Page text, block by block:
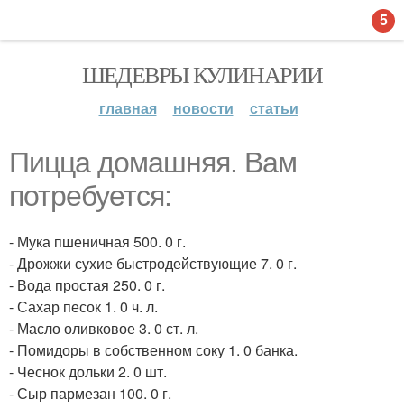
ШЕДЕВРЫ КУЛИНАРИИ
главная новости статьи
Пицца домашняя. Вам
потребуется:
- Мука пшеничная 500. 0 г.
- Дрожжи сухие быстродействующие 7. 0 г.
- Вода простая 250. 0 г.
- Сахар песок 1. 0 ч. л.
- Масло оливковое 3. 0 ст. л.
- Помидоры в собственном соку 1. 0 банка.
- Чеснок дольки 2. 0 шт.
- Сыр пармезан 100. 0 г.
5